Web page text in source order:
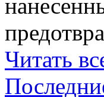
Читать